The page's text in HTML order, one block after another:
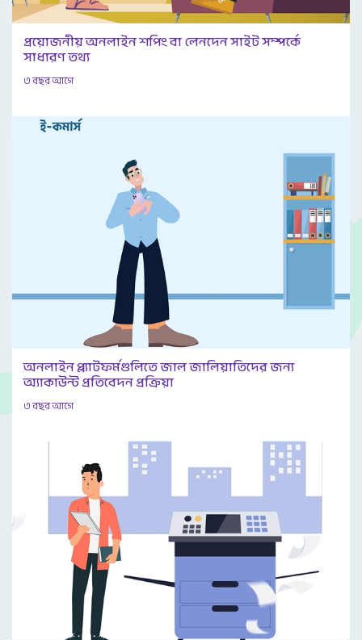
প্রয়োজনীয় অনলাইন শপিং বা লেনদেন সাইট সম্পর্কে
সাধারণ তথ্য
৩ বছর আগে
অনলাইন প্ল্যাটফর্মগুলিতে জাল জালিয়াতিদের জন্য
অ্যাকাউন্ট প্রতিবেদন প্রক্রিয়া
৩ বছর আগে